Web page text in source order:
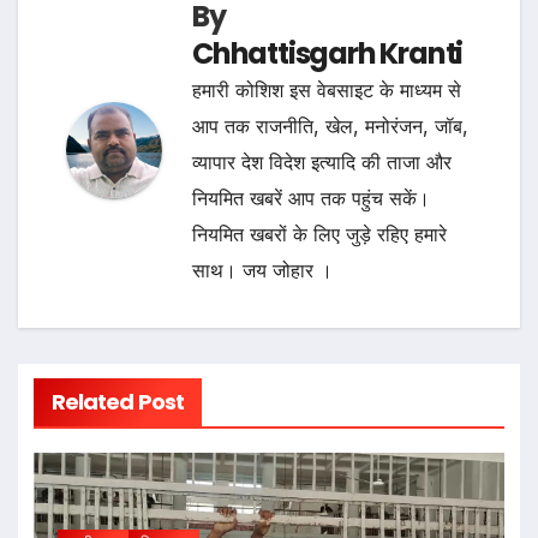
By
Chhattisgarh Kranti
हमारी कोशिश इस वेबसाइट के माध्यम से
आप तक राजनीति, खेल, मनोरंजन, जॉब,
व्यापार देश विदेश इत्यादि की ताजा और
नियमित खबरें आप तक पहुंच सकें।
नियमित खबरों के लिए जुड़े रहिए हमारे
साथ। जय जोहार ।
Related Post